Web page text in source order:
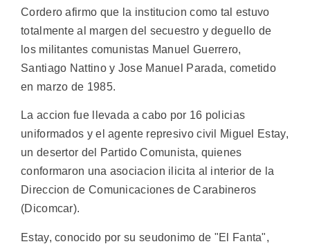
Cordero afirmo que la institucion como tal estuvo
totalmente al margen del secuestro y deguello de
los militantes comunistas Manuel Guerrero,
Santiago Nattino y Jose Manuel Parada, cometido
en marzo de 1985.
La accion fue llevada a cabo por 16 policias
uniformados y el agente represivo civil Miguel Estay,
un desertor del Partido Comunista, quienes
conformaron una asociacion ilicita al interior de la
Direccion de Comunicaciones de Carabineros
(Dicomcar).
Estay, conocido por su seudonimo de "El Fanta",